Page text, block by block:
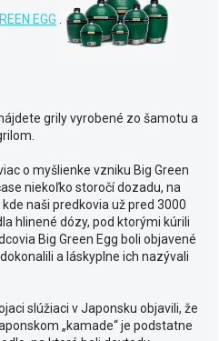
EGG
grily vyrobené zo šamotu a
o myšlienke vzniku Big Green
niekoľko storočí dozadu, na
naši predkovia už pred 3000
hlinené dózy, pod ktorými kúrili
Big Green Egg boli objavené
a láskyplne ich nazývali
slúžiaci v Japonsku objavili, že
„kamade“ je podstatne